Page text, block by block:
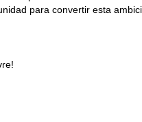
para convertir esta